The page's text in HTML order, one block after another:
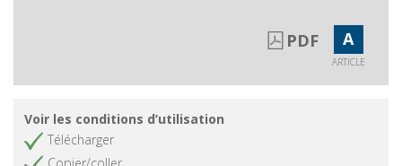
PDF A
ARTICLE
Voir les conditions d’utilisation
Télécharger